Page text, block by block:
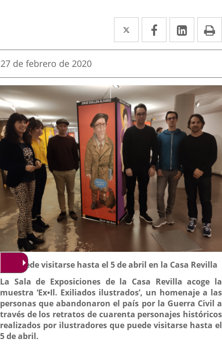
Twitter
Enlace
a
aplicación
externa.
Facebook
Enlace
a
aplicación
externa.
Enlace
a
Fecha
la
noticia
27 de febrero de 2020
Descripción
Puede visitarse hasta el 5 de abril en la Casa Revilla
La Sala de Exposiciones de la Casa Revilla acoge la
muestra ‘Ex•Il. Exiliados ilustrados’, un homenaje a las
personas que abandonaron el país por la Guerra Civil a
través de los retratos de cuarenta personajes históricos
realizados por ilustradores que puede visitarse hasta el
5 de abril.